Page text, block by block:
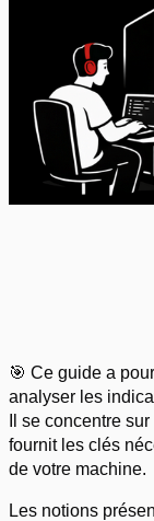
🎯 Ce guide a
analyser les
Il se concentre
fournit les clés
de votre machine.
Les notions